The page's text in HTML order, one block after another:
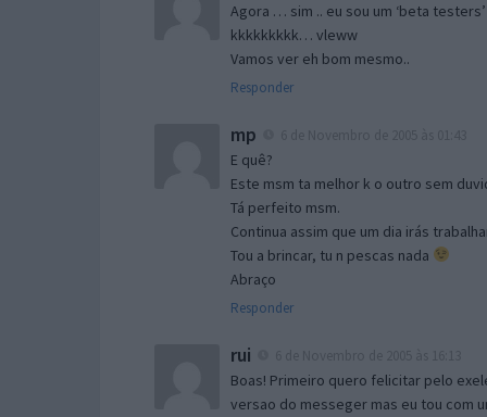
Agora … sim .. eu sou um ‘beta testers’
kkkkkkkkk… vleww
Vamos ver eh bom mesmo..
Responder
mp
E quê?
Este msm ta melhor k o outro sem
Tá perfeito msm.
Continua assim que um dia irás
Tou a brincar, tu n pescas nada
Abraço
Responder
rui
Boas! Primeiro quero felicitar pelo
versao do messeger mas eu tou com